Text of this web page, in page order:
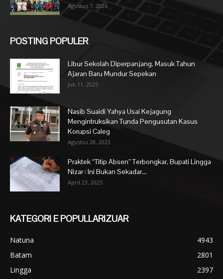
Agustus 7, 2026
POSTING POPULER
Libur Sekolah Diperpanjang, Masuk Tahun
Ajaran Baru Mundur Sepekan
Juli 11, 2025
Nasib Suaidi Yahya Usai Kejagung
Mengintruksikan Tunda Pengusutan Kasus
Korupsi Caleg
Agustus 28, 2023
Praktek “Titip Absen” Terbongkar, Bupati Lingga
Nizar : Ini Bukan Sekadar...
April 23, 2025
KATEGORI E POPULLARIZUAR
Natuna
4943
Batam
2801
Lingga
2397